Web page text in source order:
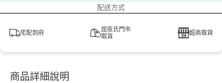
配送方式
宅配到府
屈臣氏門市
取貨
超商取貨
商品詳細說明